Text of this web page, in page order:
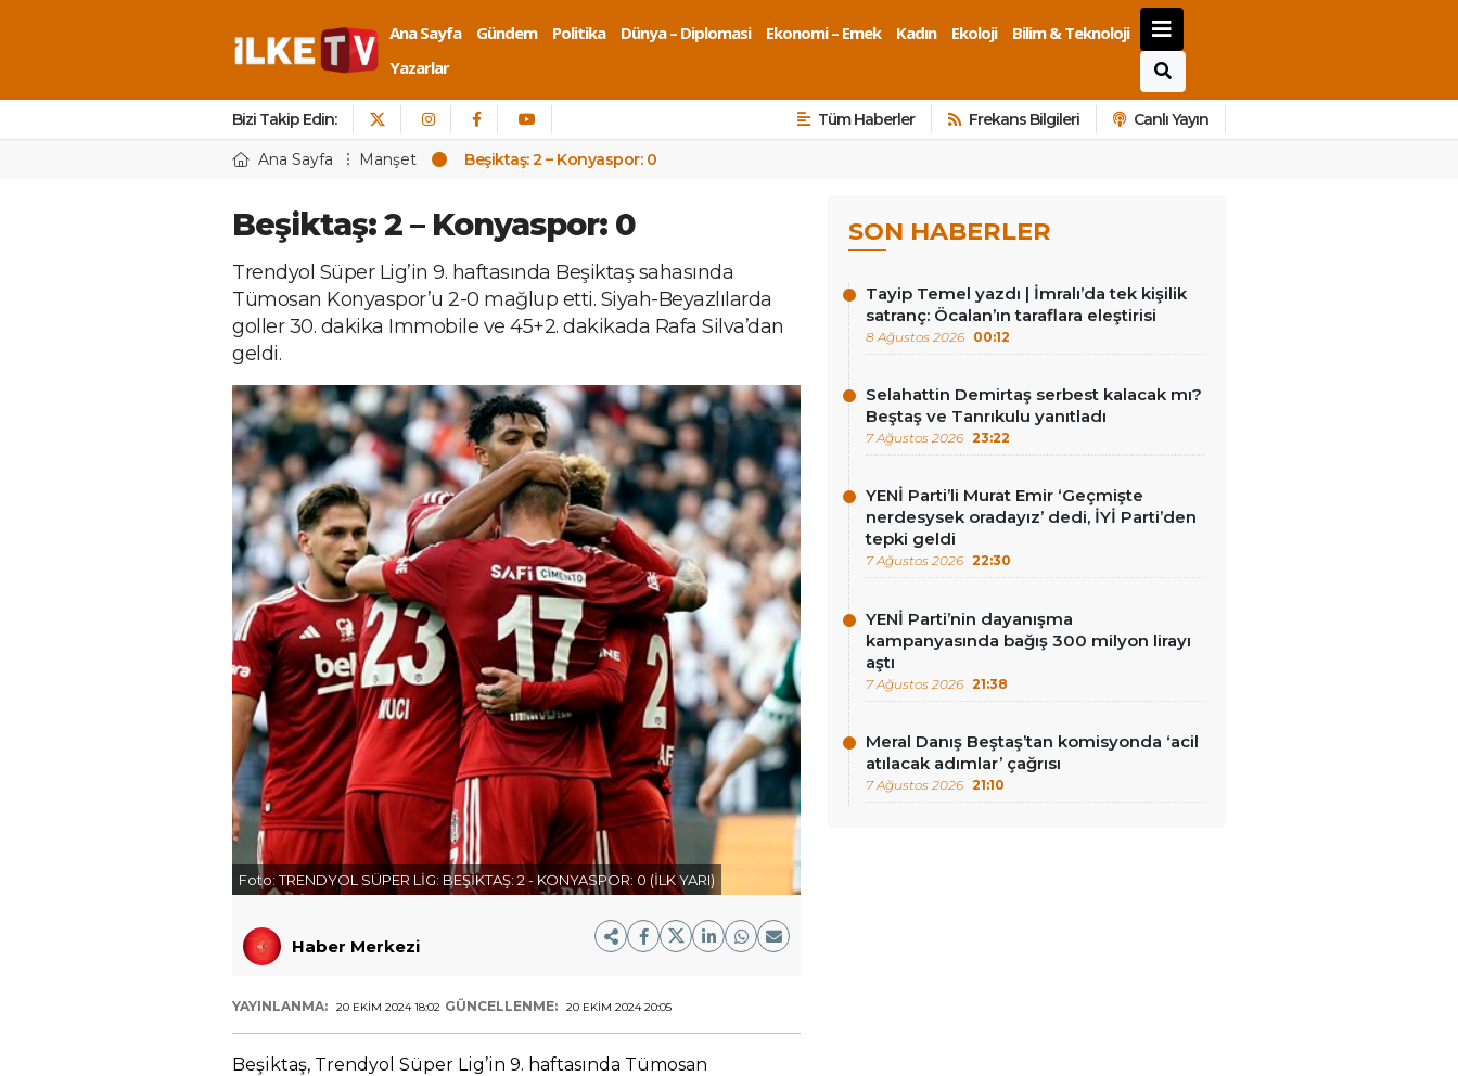
Ana Sayfa Gündem Politika Dünya – Diplomasi Ekonomi – Emek Kadın Ekoloji
Bilim & Teknoloji
Yazarlar
Bizi Takip Edin: Tüm Haberler Frekans Bilgileri Canlı Yayın
Ana Sayfa Manşet Beşiktaş: 2 – Konyaspor: 0
Beşiktaş: 2 – Konyaspor: 0
Trendyol Süper Lig’in 9. haftasında Beşiktaş sahasında
Tümosan Konyaspor’u 2-0 mağlup etti. Siyah-Beyazlılarda
goller 30. dakika Immobile ve 45+2. dakikada Rafa Silva’dan
geldi.
Foto:TRENDYOL SÜPER LİG: BEŞİKTAŞ: 2 - KONYASPOR: 0 (İLK YARI)
Haber Merkezi
YAYINLANMA: 20 EKIM 2024 18:02 GÜNCELLENME: 20 EKIM 2024 20:05
Beşiktaş, Trendyol Süper Lig’in 9. haftasında Tümosan
SON HABERLER
Tayip Temel yazdı | İmralı’da tek kişilik
satranç: Öcalan’ın taraflara eleştirisi
8 Ağustos 2026 00:12
Selahattin Demirtaş serbest kalacak mı?
Beştaş ve Tanrıkulu yanıtladı
7 Ağustos 2026 23:22
YENİ Parti’li Murat Emir ‘Geçmişte
nerdesysek oradayız’ dedi, İYİ Parti’den
tepki geldi
7 Ağustos 2026 22:30
YENİ Parti’nin dayanışma
kampanyasında bağış 300 milyon lirayı
aştı
7 Ağustos 2026 21:38
Meral Danış Beştaş’tan komisyonda ‘acil
atılacak adımlar’ çağrısı
7 Ağustos 2026 21:10